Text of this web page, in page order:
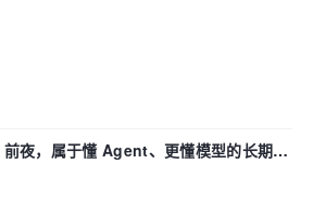
夜，属于懂 Agent、更懂模型的长期深